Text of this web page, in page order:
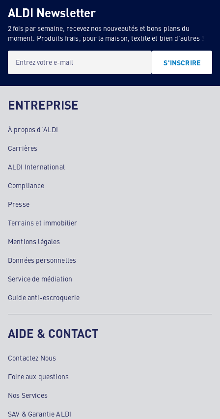
ALDI Newsletter
2 fois par semaine, recevez nos nouveautés et bons plans du
moment. Produits frais, pour la maison, textile et bien d'autres !
Entrez votre e-mail S'INSCRIRE
ENTREPRISE
À propos d'ALDI
Carrières
ALDI International
Compliance
Presse
Terrains et immobilier
Mentions légales
Données personnelles
Service de médiation
Guide anti-escroquerie
AIDE & CONTACT
Contactez Nous
Foire aux questions
Nos Services
SAV & Garantie ALDI